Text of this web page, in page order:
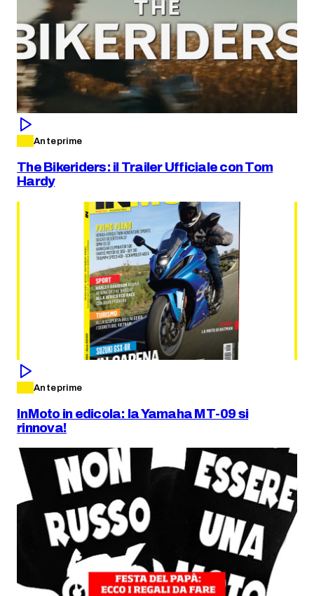
Anteprime
The Bikeriders: il Trailer Ufficiale con Tom
Hardy
Anteprime
InMoto in edicola: la Yamaha MT-09 si
rinnova!